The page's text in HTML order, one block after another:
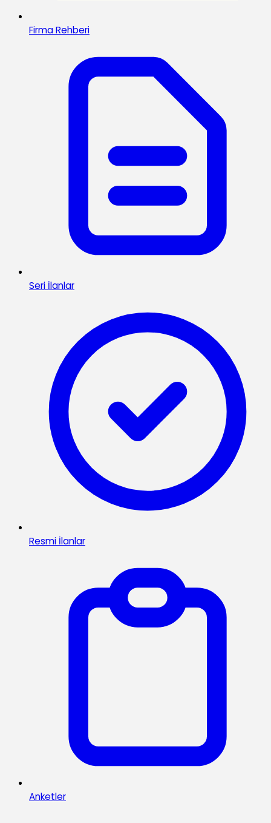
Firma Rehberi
Seri İlanlar
Resmi İlanlar
Anketler